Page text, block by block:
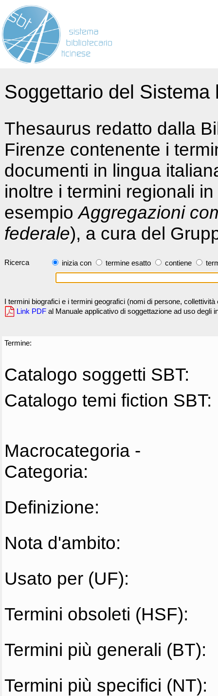
Soggettario del
Thesaurus redatto dalla
Firenze contenente i
documenti in lingua
inoltre i termini regionali
esempioAggregazioni
federale), a cura del
Ricerca inizia con termine esatto contiene
I termini biografici e i termini geografici (nomi di persone,
Link PDF al Manuale applicativo di soggettazione ad uso degli
Termine:
Catalogo soggetti SBT:
Catalogo temi fiction SBT:
Macrocategoria -
Categoria:
Definizione:
Nota d'ambito:
Usato per (UF):
Termini obsoleti (HSF):
Termini più generali (BT):
Termini più specifici (NT):